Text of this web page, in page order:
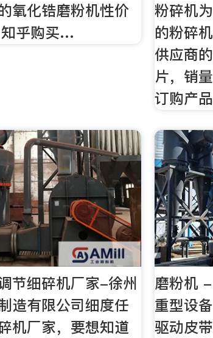
氧化锆磨粉机性价
乎购买…
粉碎机
的粉碎
供应商
片，销
订购产
节细碎机厂家-徐州
造有限公司细度任
机厂家，要想知道
磨粉机
重型设
驱动皮